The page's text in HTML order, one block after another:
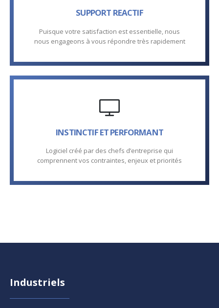
SUPPORT REACTIF
Puisque votre satisfaction est essentielle, nous
nous engageons à vous répondre très rapidement
INSTINCTIF ET PERFORMANT
Logiciel créé par des chefs d’entreprise qui
comprennent vos contraintes, enjeux et priorités
Industriels